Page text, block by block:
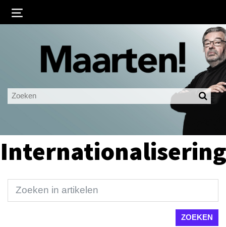
Ingelogd blijven
LOGIN
Internationalisering